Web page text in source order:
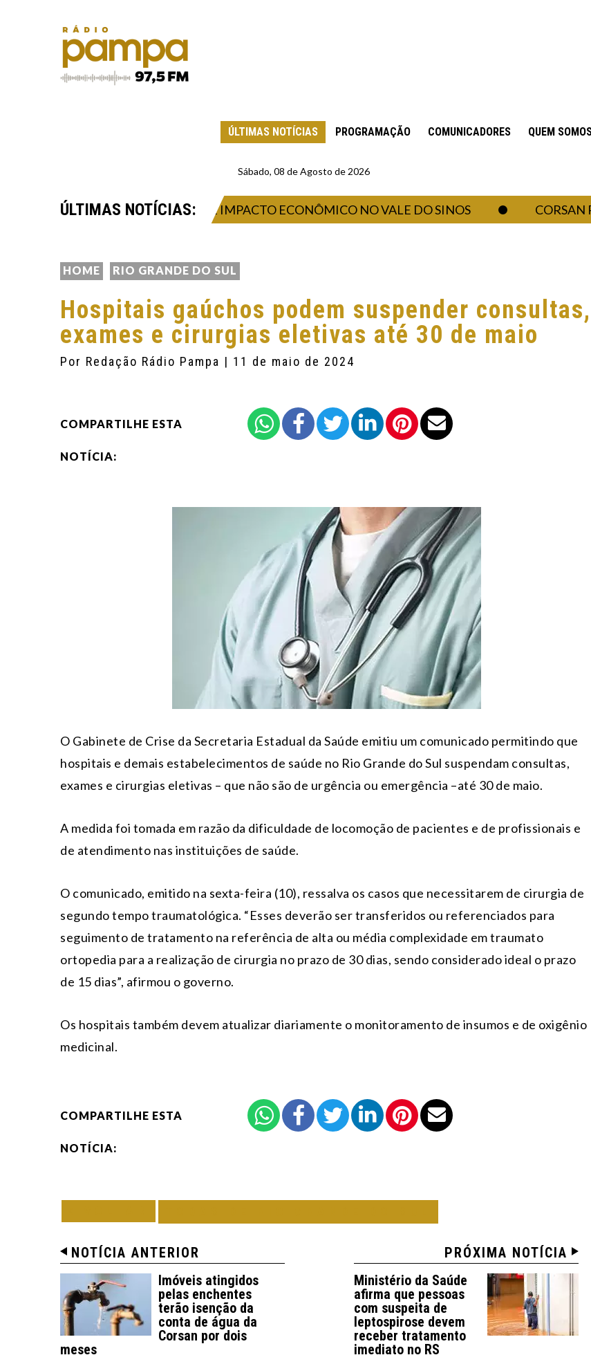
ÚLTIMAS NOTÍCIAS PROGRAMAÇÃO COMUNICADORES QUEM
Sábado, 08 de Agosto de 2026
ÚLTIMAS NOTÍCIAS:
2026: INOVAÇÃO, NEGÓCIOS E IMPACTO ECONÔMICO NO VALE DO SINOS CORSAN
HOME RIO GRANDE DO SUL
Hospitais gaúchos podem suspender consultas,
exames e cirurgias eletivas até 30 de maio
Por Redação Rádio Pampa | 11 de maio de 2024
COMPARTILHE ESTA
NOTÍCIA:
O Gabinete de Crise da Secretaria Estadual da Saúde emitiu um comunicado permitindo que
hospitais e demais estabelecimentos de saúde no Rio Grande do Sul suspendam consultas,
exames e cirurgias eletivas – que não são de urgência ou emergência –até 30 de maio.
A medida foi tomada em razão da dificuldade de locomoção de pacientes e de profissionais e
de atendimento nas instituições de saúde.
O comunicado, emitido na sexta-feira (10), ressalva os casos que necessitarem de cirurgia de
segundo tempo traumatológica. “Esses deverão ser transferidos ou referenciados para
seguimento de tratamento na referência de alta ou média complexidade em traumato
ortopedia para a realização de cirurgia no prazo de 30 dias, sendo considerado ideal o prazo
de 15 dias”, afirmou o governo.
Os hospitais também devem atualizar diariamente o monitoramento de insumos e de oxigênio
medicinal.
COMPARTILHE ESTA
NOTÍCIA:
NOTÍCIA ANTERIOR
Imóveis atingidos
pelas enchentes
terão isenção da
conta de água da
Corsan por dois
meses
PRÓXIMA NOTÍCIA
Ministério da Saúde
afirma que pessoas
com suspeita de
leptospirose devem
receber tratamento
imediato no RS